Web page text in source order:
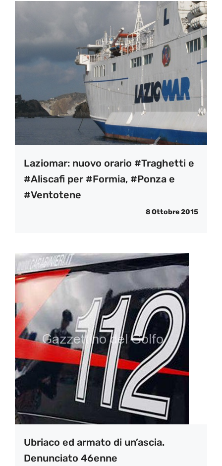
Laziomar: nuovo orario #Traghetti e
#Aliscafi per #Formia, #Ponza e
#Ventotene
8 Ottobre 2015
Ubriaco ed armato di un’ascia.
Denunciato 46enne